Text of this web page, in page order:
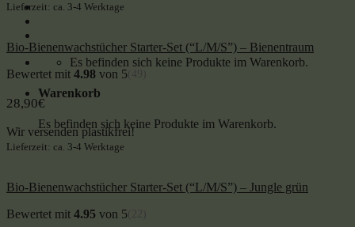
Es befinden sich keine Produkte im Warenkorb.
Warenkorb
Es befinden sich keine Produkte im Warenkorb.
Lieferzeit: ca. 3-4 Werktage
Bio-Bienenwachstücher Starter-Set (“L/M/S”) – Bienentraum
Bewertet mit 4.98 von 5
28,90€
Wir versenden plastikfrei!
Lieferzeit: ca. 3-4 Werktage
Bio-Bienenwachstücher Starter-Set (“L/M/S”) – Jungle grün
Bewertet mit 4.95 von 5